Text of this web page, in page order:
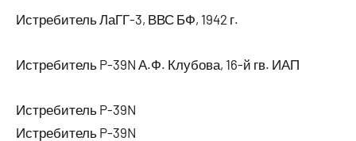
Истребитель ЛаГГ-3, ВВС БФ, 1942 г.
Истребитель P-39N А.Ф. Клубова, 16-й гв. ИАП
Истребитель P-39N
Истребитель P-39N